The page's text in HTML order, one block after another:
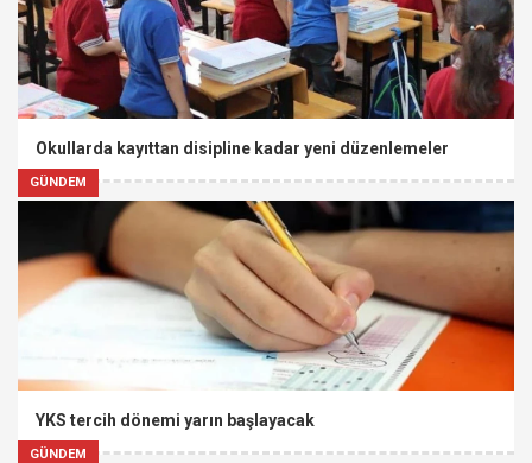
GÜNDEM
Okullarda kayıttan disipline kadar yeni düzenlemeler
GÜNDEM
YKS tercih dönemi yarın başlayacak